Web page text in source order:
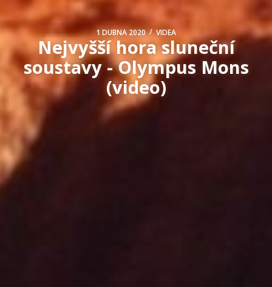
1 DUBNA 2020 / VIDEA
Nejvyšší hora sluneční
soustavy - Olympus Mons
(video)